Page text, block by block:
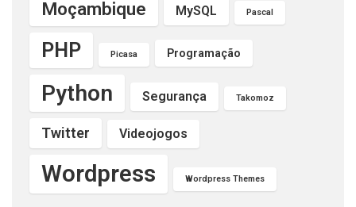
Moçambique MySQL Pascal
PHP Picasa Programação
Python Segurança Takomoz
Twitter Videojogos
Wordpress Wordpress Themes